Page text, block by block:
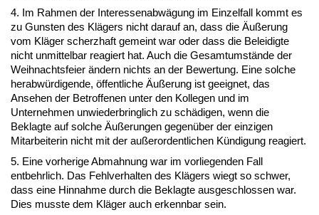
4. Im Rahmen der Interessenabwägung im Einzelfall kommt es
zu Gunsten des Klägers nicht darauf an, dass die Äußerung
vom Kläger scherzhaft gemeint war oder dass die Beleidigte
nicht unmittelbar reagiert hat. Auch die Gesamtumstände der
Weihnachtsfeier ändern nichts an der Bewertung. Eine solche
herabwürdigende, öffentliche Äußerung ist geeignet, das
Ansehen der Betroffenen unter den Kollegen und im
Unternehmen unwiederbringlich zu schädigen, wenn die
Beklagte auf solche Äußerungen gegenüber der einzigen
Mitarbeiterin nicht mit der außerordentlichen Kündigung reagiert.
5. Eine vorherige Abmahnung war im vorliegenden Fall
entbehrlich. Das Fehlverhalten des Klägers wiegt so schwer,
dass eine Hinnahme durch die Beklagte ausgeschlossen war.
Dies musste dem Kläger auch erkennbar sein.